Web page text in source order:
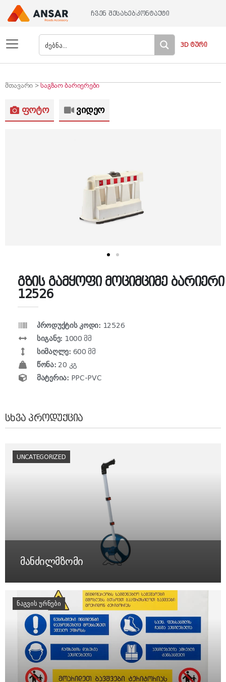
ჩვენ შესახებ კონტაქტი
3D ტური
მთავარი >საგზაო ბარიერები
ფოტო ვიდეო
გზის გამყოფი მოციმციმე ბარიერი
12526
პროდუქტის კოდი: 12526
სიგანე: 1000 მმ
სიმაღლე: 600 მმ
წონა: 20 კგ
მატერია: PPC-PVC
ᲡᲮᲕᲐ ᲞᲠᲝᲓᲣᲥᲪᲘᲐ
მანძილმზომი
UNCATEGORIZED
ᲜᲐᲒᲕᲘᲡ ᲣᲠᲜᲔᲑᲘ